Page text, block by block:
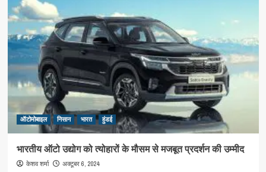
ऑटोमोबाइल निसान भारत हुंडई
भारतीय ऑटो उद्योग को त्योहारों के मौसम से मजबूत प्रदर्शन की उम्मीद
केशव शर्मा अक्टूबर 6, 2024